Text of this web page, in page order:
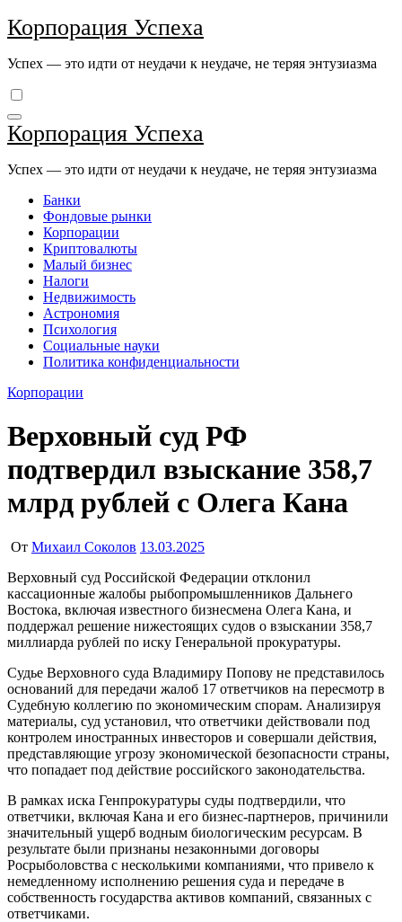
Перейти
к
Корпорация Успеха
Успех — это идти от неудачи к неудаче, не теряя энтузиазма
Корпорация Успеха
Успех — это идти от неудачи к неудаче, не теряя энтузиазма
Банки
Фондовые рынки
Корпорации
Криптовалюты
Малый бизнес
Налоги
Недвижимость
Астрономия
Психология
Социальные науки
Политика конфиденциальности
Корпорации
Верховный суд РФ
подтвердил взыскание 358,7
млрд рублей с Oлега Кана
От Михаил Соколов 13.03.2025
Верховный суд Российской Федерации отклонил
кассационные жалобы рыбопромышленников Дальнего
Востока, включая известного бизнесмена Олега Кана, и
поддержал решение нижестоящих судов о взыскании 358,7
миллиарда рублей по иску Генеральной прокуратуры.
Судье Верховного суда Владимиру Попову не представилось
оснований для передачи жалоб 17 ответчиков на пересмотр в
Судебную коллегию по экономическим спорам. Анализируя
материалы, суд установил, что ответчики действовали под
контролем иностранных инвесторов и совершали действия,
представляющие угрозу экономической безопасности страны,
что попадает под действие российского законодательства.
В рамках иска Генпрокуратуры суды подтвердили, что
ответчики, включая Кана и его бизнес-партнеров, причинили
значительный ущерб водным биологическим ресурсам. В
результате были признаны незаконными договоры
Росрыболовства с несколькими компаниями, что привело к
немедленному исполнению решения суда и передаче в
собственность государства активов компаний, связанных с
ответчиками.